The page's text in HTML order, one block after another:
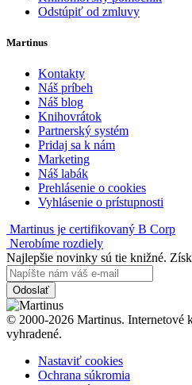
Odstúpiť od zmluvy
Martinus
Kontakty
Náš príbeh
Náš blog
Knihovrátok
Partnerský systém
Pridaj sa k nám
Marketing
Náš labák
Prehlásenie o cookies
Vyhlásenie o prístupnosti
Martinus je certifikovaný B Corp
Nerobíme rozdiely
Najlepšie novinky sú tie knižné.
Odoslať
© 2000-2026 Martinus. Internetové
vyhradené.
Nastaviť cookies
Ochrana súkromia